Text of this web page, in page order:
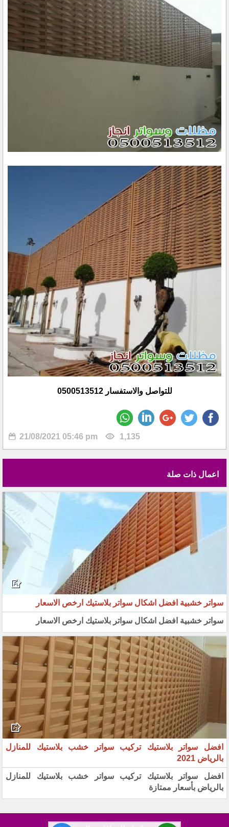
للتواصل والاستفسار 0500513512
21/08/2021 05:46 pm 1,135
اعمال ذات صلة
سواتر خشبية افضل اشكال سواتر بلاستيك ارخص الاسعار
سواتر خشبية افضل اشكال سواتر بلاستيك ارخص الاسعار
افضل سواتر بلاستيك تركيب سواتر خشب بلاستيك للمنازل
بالرياض 2021
افضل سواتر بلاستيك تركيب سواتر خشب بلاستيك للمنازل
بالرياض بأسعار ممتازة